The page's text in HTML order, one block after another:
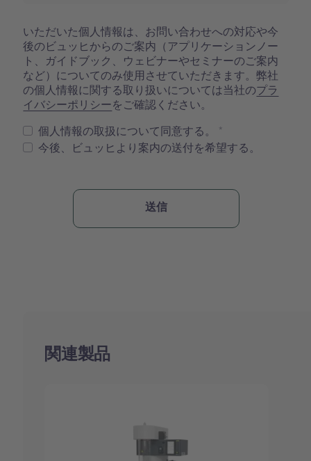
いただいた個人情報は、お問い合わせへの対応や今
後のビュッヒからのご案内（アプリケーションノー
ト、ガイドブック、ウェビナーやセミナーのご案内
など）についてのみ使用させていただきます。弊社
の個人情報に関する取り扱いについては当社のプラ
イバシーポリシーをご確認ください。
個人情報の取扱について同意する。
今後、ビュッヒより案内の送付を希望する。
関連製品